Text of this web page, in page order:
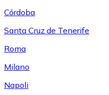
Córdoba
Santa Cruz de Tenerife
Roma
Milano
Napoli